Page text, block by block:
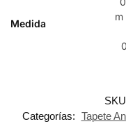
Medida
m
Categorías: Tapete